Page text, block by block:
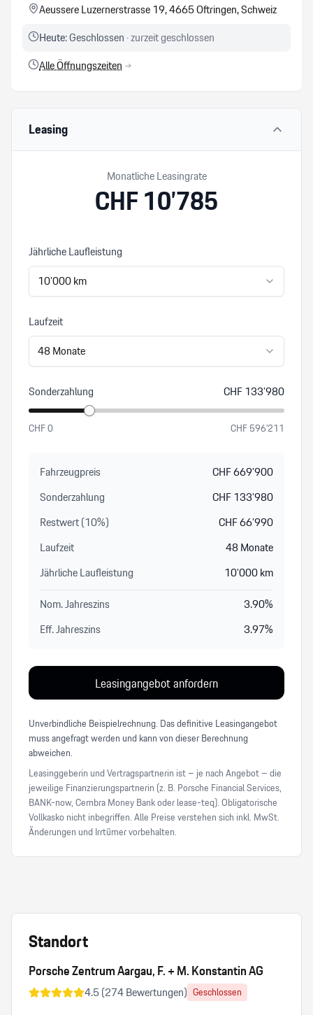
Aeussere Luzernerstrasse 19, 4665 Oftringen, Schweiz
Heute:Geschlossen · zurzeit geschlossen
Alle Öffnungszeiten →
Leasing
Monatliche Leasingrate
CHF10’785
Jährliche Laufleistung
10’000km
Laufzeit
48Monate
Sonderzahlung CHF133’980
CHF0 CHF596’211
Fahrzeugpreis CHF669’900
Sonderzahlung
CHF133’980
Restwert (10%) CHF66’990
Laufzeit
48Monate
Jährliche Laufleistung
10’000km
Nom. Jahreszins
3.90%
Eff. Jahreszins
3.97%
Leasingangebot anfordern
Unverbindliche Beispielrechnung. Das definitive Leasingangebot
muss angefragt werden und kann von dieser Berechnung
abweichen.
Leasinggeberin und Vertragspartnerin ist – je nach Angebot – die
jeweilige Finanzierungspartnerin (z. B. Porsche Financial Services,
BANK-now, Cembra Money Bank oder lease-teq). Obligatorische
Vollkasko nicht inbegriffen. Alle Preise verstehen sich inkl. MwSt.
Änderungen und Irrtümer vorbehalten.
Standort
Porsche Zentrum Aargau, F. + M. Konstantin AG
4.5(274Bewertungen) Geschlossen